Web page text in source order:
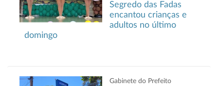
Segredo das Fadas
encantou crianças e
adultos no último
domingo
Gabinete do Prefeito